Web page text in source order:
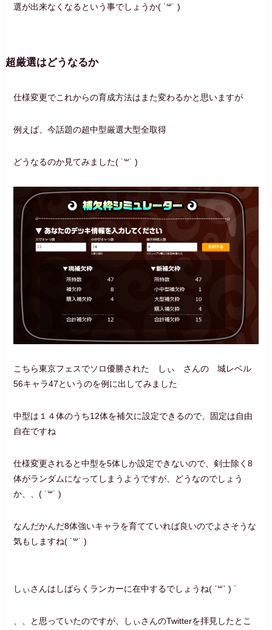
選が出来なくなるという事でしょうか‪( ˙꒳​˙ )
超厳選はどうなるか
仕様変更でこれからの育成方法はまた変わるかと思いますが
例えば、今話題の超中型厳選大型全取得
どうなるのか見てみました‪( ˙꒳​˙ )
こちら東京フェスでソロ優勝された しぃ さんの 城レベル
56キャラ47というのを例に出してみました
中型は１４体のうち12体を補欠に設定できるので、固定は自由
自在ですね
仕様変更されると中型を5体しか設定できないので、剣士除く8
体がランダムになってしまうようですが、どうなのでしょう
か、、‪( ˙꒳​˙ )
なんだかんだ8体強いキャラを育てていれば良いのでよさそうな
気もしますね‪( ˙꒳​˙ )
しぃさんはしばらくランカーに在中するでしょうね( ˊ꒳ˋ ) ᐝ
、、と思っていたのですが、しぃさんのTwitterを拝見したとこ